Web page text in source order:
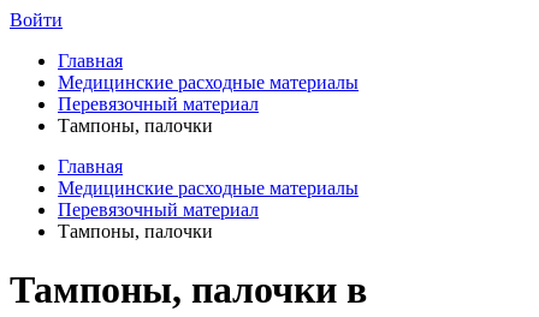
Войти
Главная
Медицинские расходные материалы
Перевязочный материал
Тампоны, палочки
Главная
Медицинские расходные материалы
Перевязочный материал
Тампоны, палочки
Тампоны, палочки в